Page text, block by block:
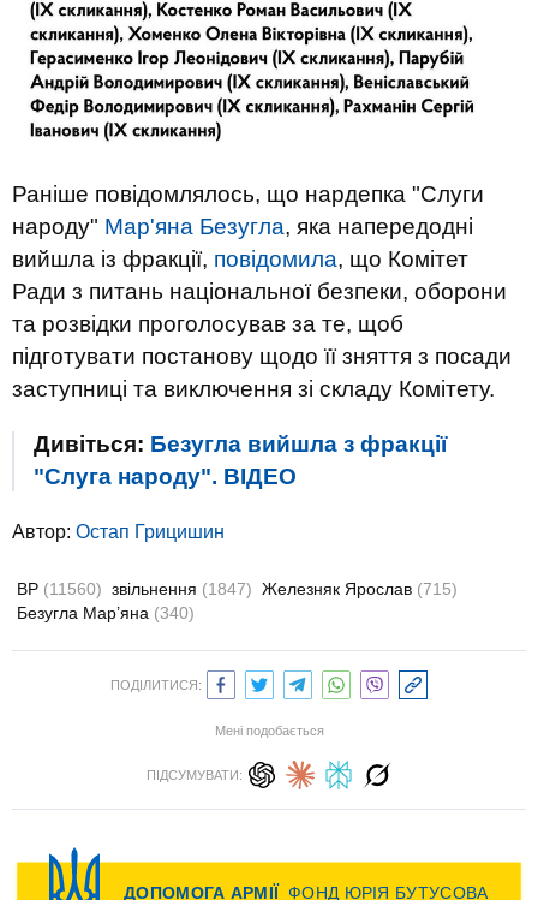
Раніше повідомлялось, що нардепка "Слуги
народу" Мар'яна Безугла, яка напередодні
вийшла із фракції, повідомила, що Комітет
Ради з питань національної безпеки, оборони
та розвідки проголосував за те, щоб
підготувати постанову щодо її зняття з посади
заступниці та виключення зі складу Комітету.
Дивіться: Безугла вийшла з фракції
"Слуга народу". ВIДЕО
Автор: Остап Грицишин
ВР (11560) звільнення (1847) Железняк Ярослав (715)
Безугла Мар’яна (340)
ПОДІЛИТИСЯ:
Мені подобається
ПІДСУМУВАТИ: